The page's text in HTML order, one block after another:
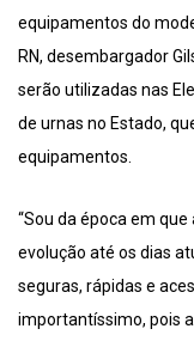
equipamentos do
RN, desembargador
serão utilizadas nas
de urnas no Estado,
equipamentos.
“Sou da época em
evolução até os dias
seguras, rápidas e
importantíssimo, pois